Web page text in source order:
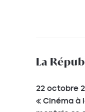
La
22 octobre
« Cinéma à